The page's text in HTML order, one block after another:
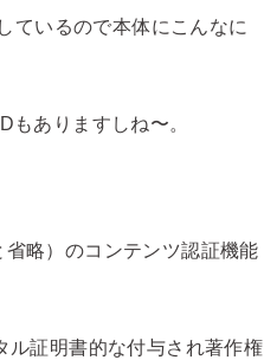
ているので本体にこんなに
ありますしね〜。
略）のコンテンツ認証機能
ル証明書的な付与され著作権